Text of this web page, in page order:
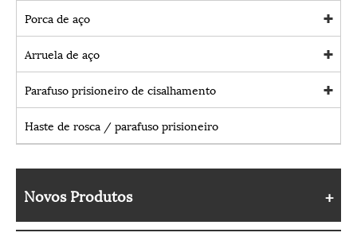
Porca de aço
Arruela de aço
Parafuso prisioneiro de cisalhamento
Haste de rosca / parafuso prisioneiro
Novos Produtos